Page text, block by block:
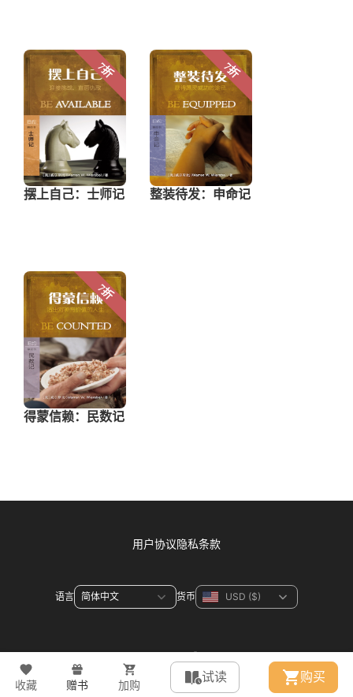
收藏 赠书 加购
试读 购买
用户协议隐私条款
语言 货币
© 2026 WeDevote Bible All right reserved